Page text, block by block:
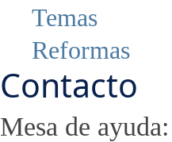
Temas
Reformas
Contacto
Mesa de